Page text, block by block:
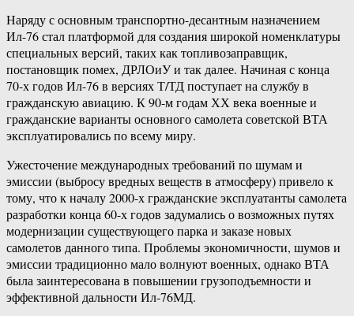
Наряду с основным транспортно-десантным назначением
Ил-76 стал платформой для создания широкой номенклатуры
специальных версий, таких как топливозаправщик,
постановщик помех, ДРЛОиУ и так далее. Начиная с конца
70-х годов Ил-76 в версиях Т/ТД поступает на службу в
гражданскую авиацию. К 90-м годам ХХ века военные и
гражданские варианты основного самолета советской ВТА
эксплуатировались по всему миру.
Ужесточение международных требований по шумам и
эмиссии (выбросу вредных веществ в атмосферу) привело к
тому, что к началу 2000-х гражданские эксплуатанты самолета
разработки конца 60-х годов задумались о возможных путях
модернизации существующего парка и заказе новых
самолетов данного типа. Проблемы экономичности, шумов и
эмиссии традиционно мало волнуют военных, однако ВТА
была заинтересована в повышении грузоподъемности и
эффективной дальности Ил-76МД.